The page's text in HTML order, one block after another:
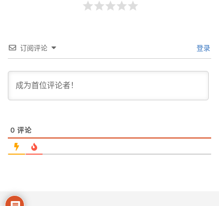
订阅评论 登录
0 评论